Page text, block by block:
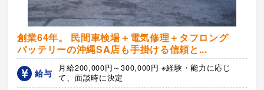
創業64年。 民間車検場＋電気修理＋タフロング
バッテリーの沖縄SA店も手掛ける信頼と...
給与
月給200,000円～300,000円 ※経験・能力に応じ
て、面談時に決定